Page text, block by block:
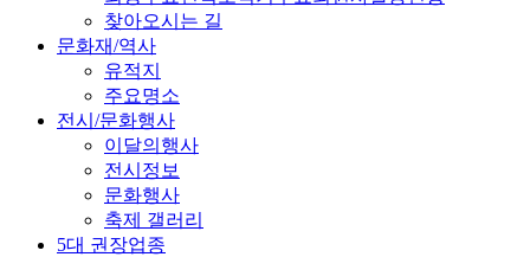
찾아오시는 길
문화재/역사
유적지
주요명소
전시/문화행사
이달의행사
전시정보
문화행사
축제 갤러리
5대 권장업종